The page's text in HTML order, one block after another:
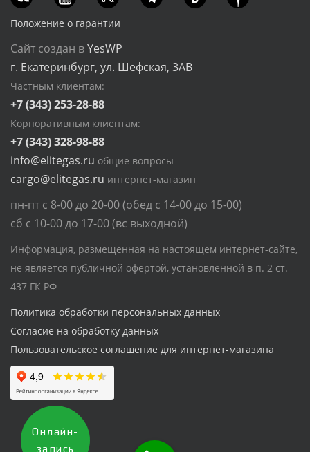
Положение о гарантии
Сайт создан вYesWP
г. Екатеринбург, ул. Шефская, 3АВ
Частным клиентам:
+7 (343) 253-28-88
Корпоративным клиентам:
+7 (343) 328-98-88
info@elitegas.ru общие вопросы
cargo@elitegas.ru интернет-магазин
пн-пт с 8-00 до 20-00 (обед с 14-00 до 15-00)
сб с 10-00 до 17-00 (вс выходной)
Информация, размещенная на настоящем интернет-сайте,
не является публичной офертой, установленной в п. 2 ст.
437 ГК РФ
Политика обработки персональных данных
Согласие на обработку данных
Пользовательское соглашение для интернет-магазина
Онлайн-
запись